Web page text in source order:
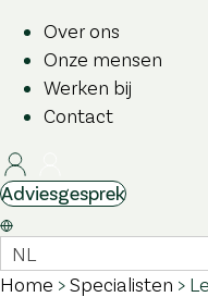
Over ons
Onze mensen
Werken bij
Contact
Adviesgesprek
NL
Home >Specialisten >